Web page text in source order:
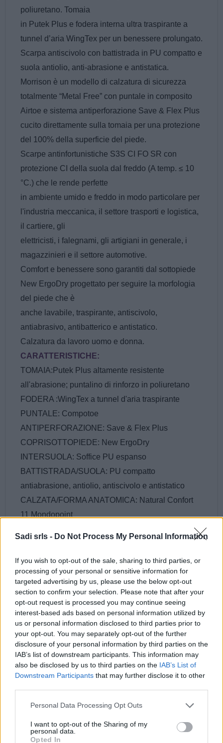
Sadi srls - Do Not Process My Personal Information
If you wish to opt-out of the sale, sharing to third parties, or
processing of your personal or sensitive information for
targeted advertising by us, please use the below opt-out
section to confirm your selection. Please note that after your
opt-out request is processed you may continue seeing
interest-based ads based on personal information utilized by
us or personal information disclosed to third parties prior to
your opt-out. You may separately opt-out of the further
disclosure of your personal information by third parties on the
IAB’s list of downstream participants. This information may
also be disclosed by us to third parties on the IAB’s List of
Downstream Participants that may further disclose it to other
Please note that this website/app uses one or more Google
not limited to your visit or usage behaviour. You may click to
grant or deny consent to Google and its third-party tags to
Personal Data Processing Opt Outs
I want to opt-out of the Sharing of my
personal data.
Opted In
poliuretano. Tomaia
in Putek Plus e fodera interna ultra traspirante a
tunnel d’aria WingTex per un benessere prolungato.
Scarpa antiscivolo con battistrada in PU compatto e
suola antiolio, anti-abrasione e antistatica.
Morrison è un modello di calzatura di sicurezza
totalmente “Metal Free” con puntale in composito
Airtoe e sistema antiperforazione Save & Flex Plus
cucito direttamente sulla tomaia per una protezione
del 100% della superficie del piede.
Scarpe antinfortunistiche S3S CI FO SR con
protezione CI della suola dal freddo (A temp. ≤ 10
°C.) che le rende perfette
in ambiente umido e freddo in modo particolare per
l'industria meccanica, il settore trasporti e logistica,
il cartiere, gli
elettricisti, i falegnami, gli artigiani in generale, i
magazzinieri e il settore automotive.
Comfort e benessere sono garantiti dal sottopiede
New ErgoDry progettato per seguire la morfologia
del piede che è
anche lavabile, traspirante, antiscivolo,
antiabrasivo, antibatterico e antistatico.
Calzatura da lavoro uomo e donna.
CARATTERISTICHE:
TOMAIA:Putek Plus altamente resistente
all'abrasione; puntalino di rinforzo in poliuretano
FODERA :WingTex a tunnel d'aria traspirante
PUNTALE: Compotoe
ANTIPERFORAZIONE: Save & Flex Plus
COPRISOTTOPIEDE: New ErgoDry
INTERSUOLA: Soffice PU espanso
BATTISTRADA/SUOLA: PU compatto
antiabrasione, antiolio, antiscivolo e antistatico
CALZATA/FORMA ANATOMICA: Natural Confort
11 Mondopoint
Potrebbero piacerti anche
Respiratore Facciale Protezione Filtrante 3M 4251+
28,97 €
Respiratore Facciale 3M 4251+ anti polvere.